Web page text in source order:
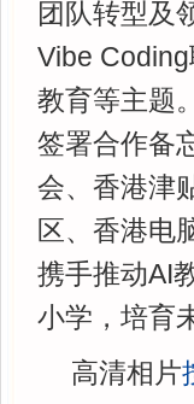
团队转型及
Vibe
教育等主题
签署合作备
会、香港津
区、香港电
携手推动AI
小学，培育
高清相片